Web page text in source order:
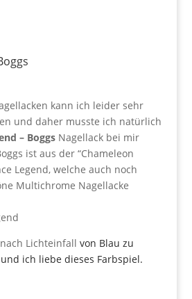
kann ich leider sehr
und daher musste ich natürlich
– BoggsNagellack bei mir
ist aus der “Chameleon
Legend, welche auch noch
Multichrome Nagellacke
Lichteinfall von Blau zu
ich liebe dieses Farbspiel.